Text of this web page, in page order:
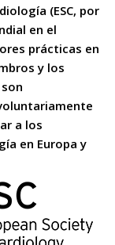
(ESC, por
en el
prácticas en
y los
a los
en Europa y